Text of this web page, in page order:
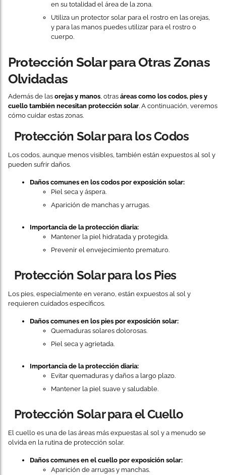
en su totalidad el área de la zona.
Utiliza un protector solar para el rostro en las orejas,
y para las manos puedes utilizar para el rostro o
cuerpo.
Protección Solar para Otras Zonas
Olvidadas
Además de las orejas y manos, otras áreas como los codos, pies y
cuello también necesitan protección solar. A continuación, veremos
cómo cuidar estas zonas.
Protección Solar para los Codos
Los codos, aunque menos visibles, también están expuestos al sol y
pueden sufrir daños.
Daños comunes en los codos por exposición solar:
Piel seca y áspera.
Aparición de manchas y arrugas.
Importancia de la protección diaria:
Mantener la piel hidratada y protegida.
Prevenir el envejecimiento prematuro.
Protección Solar para los Pies
Los pies, especialmente en verano, están expuestos al sol y
requieren cuidados específicos.
Daños comunes en los pies por exposición solar:
Quemaduras solares dolorosas.
Piel seca y agrietada.
Importancia de la protección diaria:
Evitar quemaduras y daños a largo plazo.
Mantener la piel suave y saludable.
Protección Solar para el Cuello
El cuello es una de las áreas más expuestas al sol y a menudo se
olvida en la rutina de protección solar.
Daños comunes en el cuello por exposición solar:
Aparición de arrugas y manchas.